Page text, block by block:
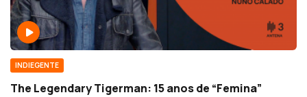
INDIEGENTE
The Legendary Tigerman: 15 anos de “Femina”